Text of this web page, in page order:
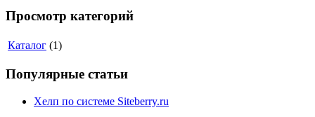
Просмотр категорий
Каталог (1)
Популярные статьи
Хелп по системе Siteberry.ru